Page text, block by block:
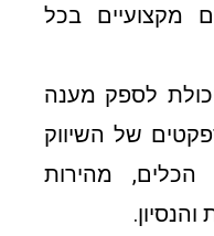
מקצועיים בכל
לספק מענה
של השיווק
מהירות